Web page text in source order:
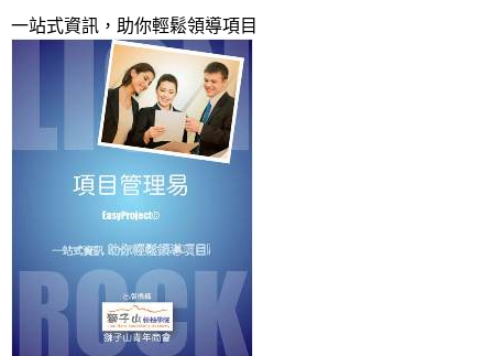
一站式資訊，助你輕鬆領導項目